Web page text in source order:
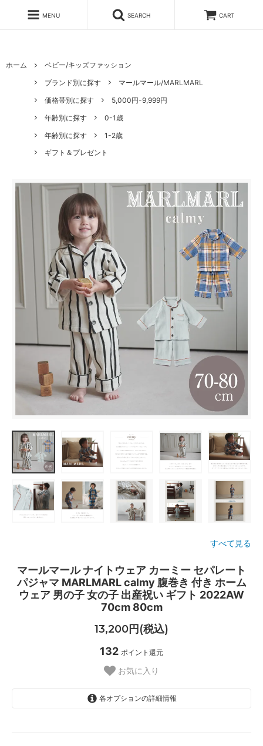
MENU SEARCH CART
ホーム
ベビー/キッズファッション
ブランド別に探す
マールマール/MARLMARL
価格帯別に探す
5,000円-9,999円
年齢別に探す
0-1歳
年齢別に探す
1-2歳
ギフト＆プレゼント
すべて見る
マールマール ナイトウェア カーミー セパレート
パジャマ MARLMARL calmy 腹巻き 付き ホーム
ウェア 男の子 女の子 出産祝い ギフト 2022AW
70cm 80cm
13,200円(税込)
132 ポイント還元
お気に入り
各オプションの詳細情報